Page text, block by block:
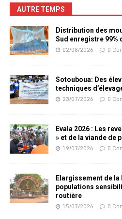
AUTRE TEMPS
Distribution des
Sud enregistre 99%
02/08/2026 0
Sotouboua: Des
techniques
23/07/2026 0
Evala 2026 : Les
» et de la viande de
19/07/2026 0
Elargissement de la
populations
routière
15/07/2026 0